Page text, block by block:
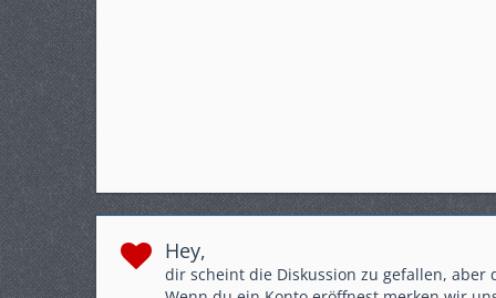
Hey,
dir scheint die Diskussion zu gefallen, aber